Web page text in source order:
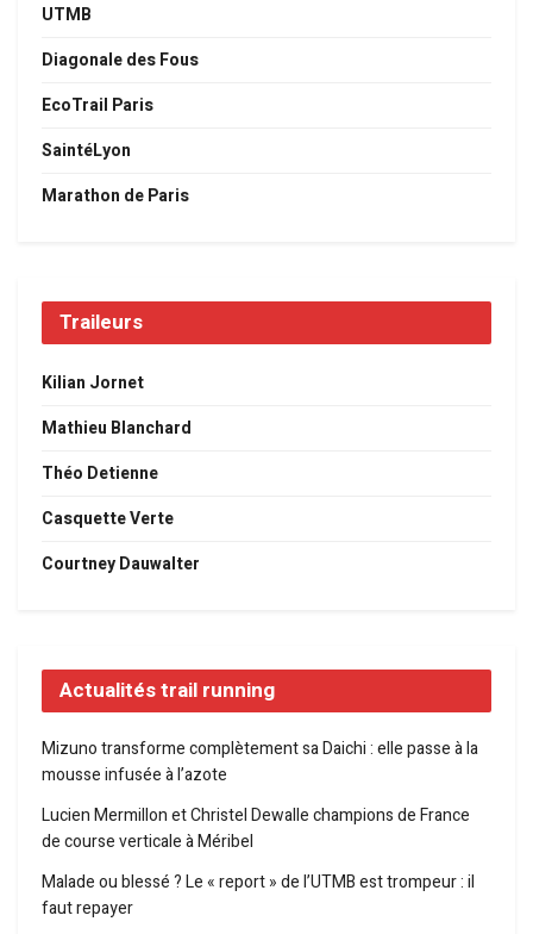
UTMB
Diagonale des Fous
EcoTrail Paris
SaintéLyon
Marathon de Paris
Traileurs
Kilian Jornet
Mathieu Blanchard
Théo Detienne
Casquette Verte
Courtney Dauwalter
Actualités trail running
Mizuno transforme complètement sa Daichi : elle passe à la
mousse infusée à l’azote
Lucien Mermillon et Christel Dewalle champions de France
de course verticale à Méribel
Malade ou blessé ? Le « report » de l’UTMB est trompeur : il
faut repayer